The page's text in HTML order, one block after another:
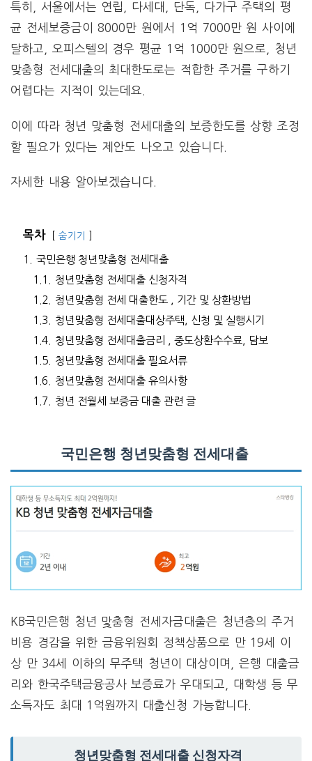
특히, 서울에서는 연립, 다세대, 단독, 다가구 주택의 평
균 전세보증금이 8000만 원에서 1억 7000만 원 사이에
달하고, 오피스텔의 경우 평균 1억 1000만 원으로, 청년
맞춤형 전세대출의 최대한도로는 적합한 주거를 구하기
어렵다는 지적이 있는데요.
이에 따라 청년 맞춤형 전세대출의 보증한도를 상향 조정
할 필요가 있다는 제안도 나오고 있습니다.
자세한 내용 알아보겠습니다.
목차 숨기기
1.
국민은행 청년맞춤형 전세대출
1.1.
청년맞춤형 전세대출 신청자격
1.2.
청년맞춤형 전세 대출한도 , 기간 및 상환방법
1.3.
청년맞춤형 전세대출대상주택, 신청 및 실행시기
1.4.
청년맞춤형 전세대출금리 , 중도상환수수료, 담보
1.5.
청년맞춤형 전세대출 필요서류
1.6.
청년맞춤형 전세대출 유의사항
1.7.
청년 전월세 보증금 대출 관련 글
국민은행 청년맞춤형 전세대출
KB국민은행 청년 맟춤형 전세자금대출은 청년층의 주거
비용 경감을 위한 금융위원회 정책상품으로 만 19세 이
상 만 34세 이하의 무주택 청년이 대상이며, 은행 대출금
리와 한국주택금융공사 보증료가 우대되고, 대학생 등 무
소득자도 최대 1억원까지 대출신청 가능합니다.
청년맞춤형 전세대출 신청자격